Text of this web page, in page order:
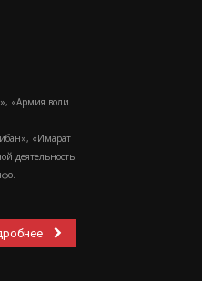
«Армия воли
«Имарат
деятельность